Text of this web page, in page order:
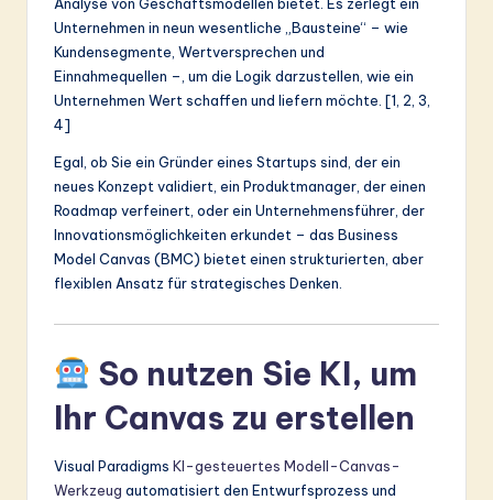
Unternehmen in neun wesentliche „Bausteine“ – wie
Kundensegmente, Wertversprechen und
Einnahmequellen –, um die Logik darzustellen, wie ein
Unternehmen Wert schaffen und liefern möchte. [1, 2, 3,
4]
Egal, ob Sie ein Gründer eines Startups sind, der ein
neues Konzept validiert, ein Produktmanager, der einen
Roadmap verfeinert, oder ein Unternehmensführer, der
Innovationsmöglichkeiten erkundet – das Business
Model Canvas (BMC) bietet einen strukturierten, aber
flexiblen Ansatz für strategisches Denken.
So nutzen Sie KI, um
Ihr Canvas zu erstellen
Visual Paradigms KI-gesteuertes Modell-Canvas-
Werkzeug automatisiert den Entwurfsprozess und